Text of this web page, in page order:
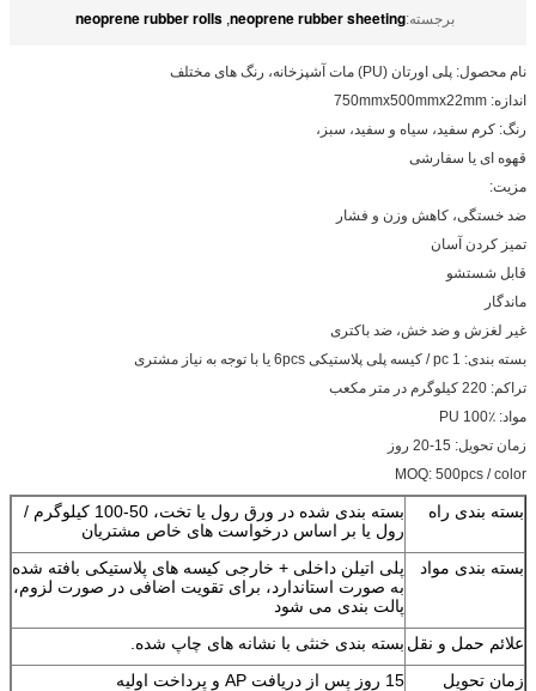
برجسته:neoprene rubber sheeting
,
neoprene rubber rolls
نام محصول: پلی اورتان (PU) مات آشپزخانه، رنگ های مختلف
اندازه: 750mmx500mmx22mm
رنگ: کرم سفید، سیاه و سفید، سبز،
قهوه ای یا سفارشی
مزیت:
ضد خستگی، کاهش وزن و فشار
تمیز کردن آسان
قابل شستشو
ماندگار
غیر لغزش و ضد خش، ضد باکتری
بسته بندی: 1 pc / کیسه پلی پلاستیکی 6pcs یا با توجه به نیاز مشتری
تراکم: 220 کیلوگرم در متر مکعب
مواد: PU 100٪
زمان تحویل: 15-20 روز
MOQ: 500pcs / color
بسته بندی راه
بسته بندی شده در ورق رول یا تخت، 50-100 کیلوگرم /
رول یا بر اساس درخواست های خاص مشتریان
بسته بندی مواد
پلی اتیلن داخلی + خارجی کیسه های پلاستیکی بافته شده
به صورت استاندارد، برای تقویت اضافی در صورت لزوم،
پالت بندی می شود
علائم حمل و نقل بسته بندی خنثی با نشانه های چاپ شده.
زمان تحویل
15 روز پس از دریافت AP و پرداخت اولیه